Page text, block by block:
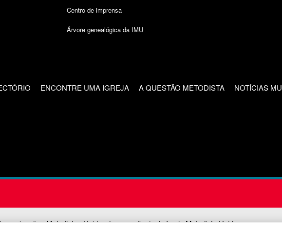
Centro de imprensa
Árvore genealógica da IMU
ENCONTRE UMA IGREJA A QUESTÃO METODISTA NOTÍCIAS MU
Metodistas Unidas é uma agência da Igreja Metodista Unida